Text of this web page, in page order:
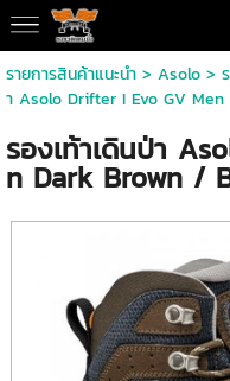
รายการสินค้าแนะนำ> Asolo>
า Asolo Drifter I Evo GV
รองเท้าเดินป่า
n Dark Brown /